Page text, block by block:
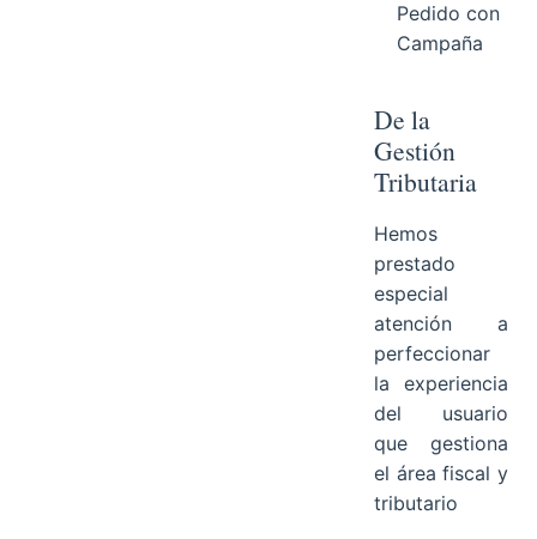
Pedido con
Campaña
De la
Gestión
Tributaria
Hemos
prestado
especial
atención a
perfeccionar
la experiencia
del usuario
que gestiona
el área fiscal y
tributario